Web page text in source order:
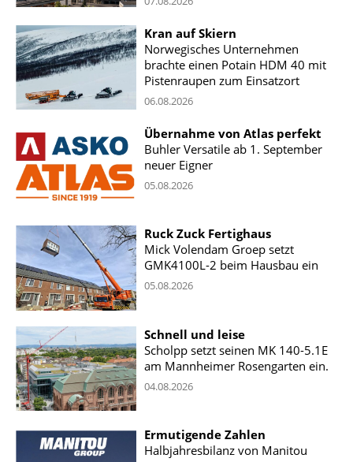
Kran auf Skiern
Norwegisches Unternehmen
brachte einen Potain HDM 40 mit
Pistenraupen zum Einsatzort
06.08.2026
Übernahme von Atlas perfekt
Buhler Versatile ab 1. September
neuer Eigner
05.08.2026
Ruck Zuck Fertighaus
Mick Volendam Groep setzt
GMK4100L-2 beim Hausbau ein
05.08.2026
Schnell und leise
Scholpp setzt seinen MK 140-5.1E
am Mannheimer Rosengarten ein.
04.08.2026
Ermutigende Zahlen
Halbjahresbilanz von Manitou